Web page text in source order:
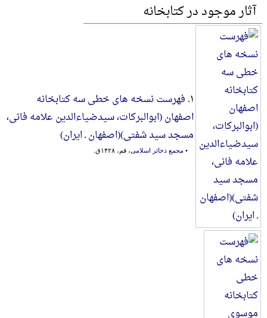
آثار موجود در کتابخانه
۱. فهرست نسخه های خطی سه کتابخانه
اصفهان (ابوالبرکات، سیدضیاءالدین علامه فانی،
مسجد سید شفتی)(اصفهان ـ ایران)
• مجمع ذخائر اسلامی، قم، ۱۴۲۸ق.